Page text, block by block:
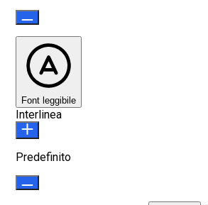
Font leggibile
Interlinea
Predefinito